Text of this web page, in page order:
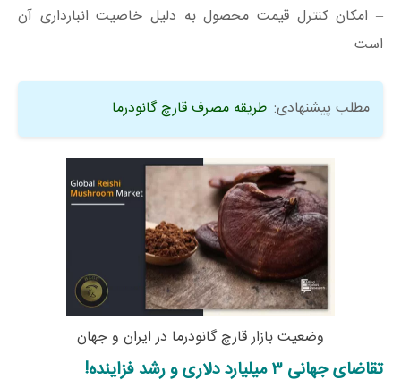
– امکان کنترل قیمت محصول به دلیل خاصیت انبارداری آن
است
مطلب پیشنهادی: طریقه مصرف قارچ گانودرما
وضعیت بازار قارچ گانودرما در ایران و جهان
تقاضای جهانی ۳ میلیارد دلاری و رشد فزاینده!